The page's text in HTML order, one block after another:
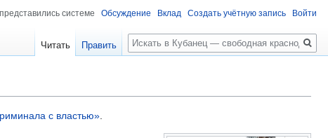
с властью».
системе Обсуждение Вклад Создать учётную запись Войти
Читать Править
Поиск